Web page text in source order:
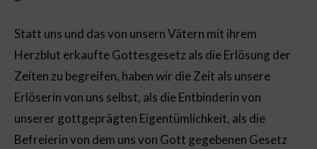
Statt uns und das von unsern Vätern mit ihrem
Herzblut erkaufte Gottesgesetz als die Erlösung der
Zeiten zu begreifen, haben wir die Zeit als unsere
Erlöserin von uns selbst, als die Entbinderin von
unserer gottgeprägten Eigentümlichkeit, als die
Befreierin von dem uns von Gott gegebenen Gesetz